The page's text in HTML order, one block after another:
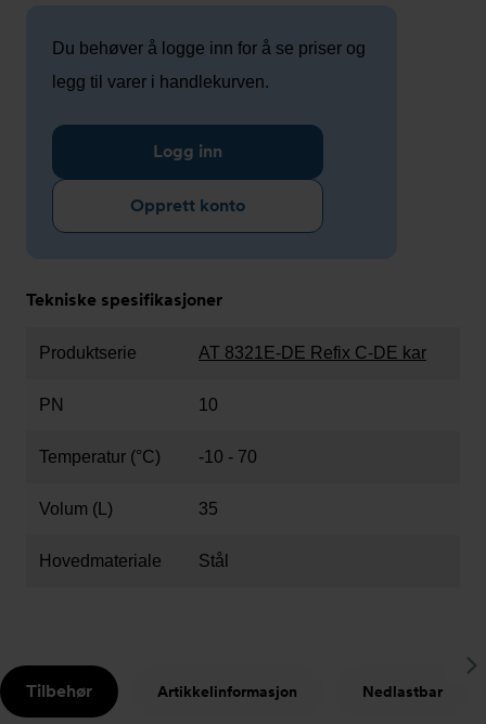
Du behøver å logge inn for å se priser og
legg til varer i handlekurven.
Logg inn
Opprett konto
Tekniske spesifikasjoner
Produktserie AT 8321E-DE Refix C-DE kar
PN 10
Temperatur (°C) -10 - 70
Volum (L) 35
Hovedmateriale Stål
Tilbehør Artikkelinformasjon Nedlastbar